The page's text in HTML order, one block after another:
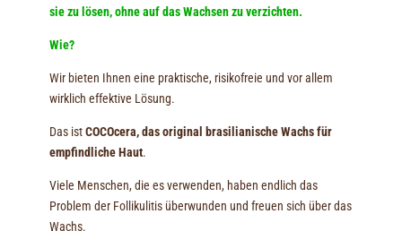
sie zu lösen, ohne auf das Wachsen zu verzichten.
Wie?
Wir bieten Ihnen eine praktische, risikofreie und vor allem
wirklich effektive Lösung.
Das istCOCOcera, das original brasilianische Wachs für
empfindliche Haut.
Viele Menschen, die es verwenden, haben endlich das
Problem der Follikulitis überwunden und freuen sich über das
Wachs.